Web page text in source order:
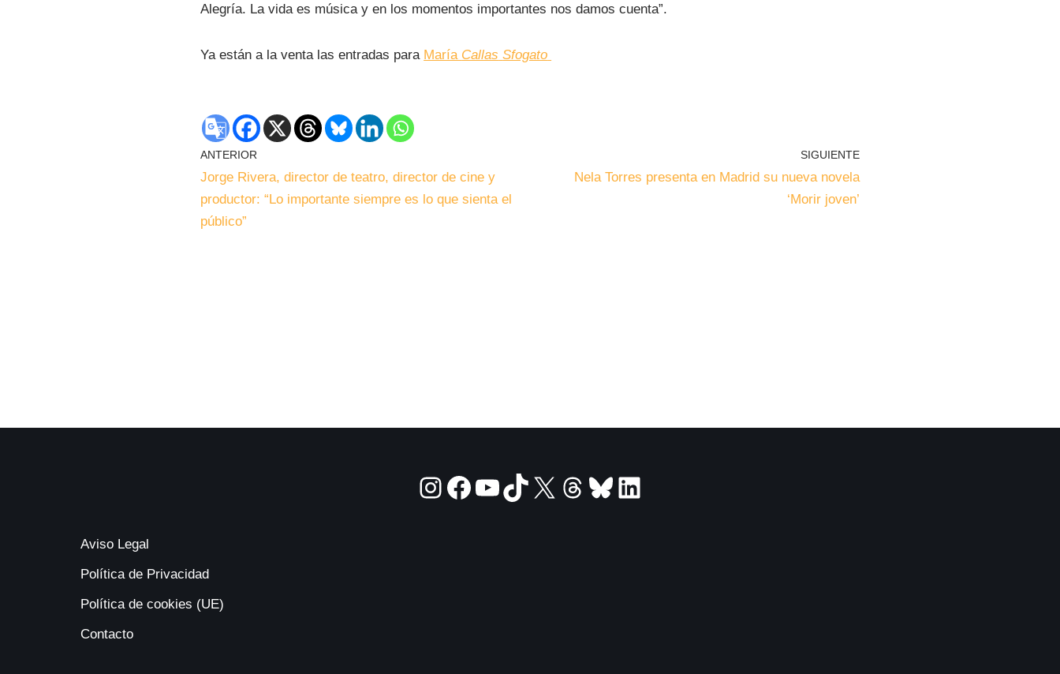
Alegría. La vida es música y en los momentos importantes nos damos cuenta”.
Ya están a la venta las entradas para María Callas Sfogato
ANTERIOR
Jorge Rivera, director de teatro, director de cine y
productor: “Lo importante siempre es lo que sienta el
público”
SIGUIENTE
Nela Torres presenta en Madrid su nueva novela
‘Morir joven’
Aviso Legal
Política de Privacidad
Política de cookies (UE)
Contacto